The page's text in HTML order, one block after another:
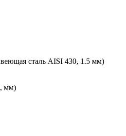
сталь AISI 430, 1.5 мм)
мм)